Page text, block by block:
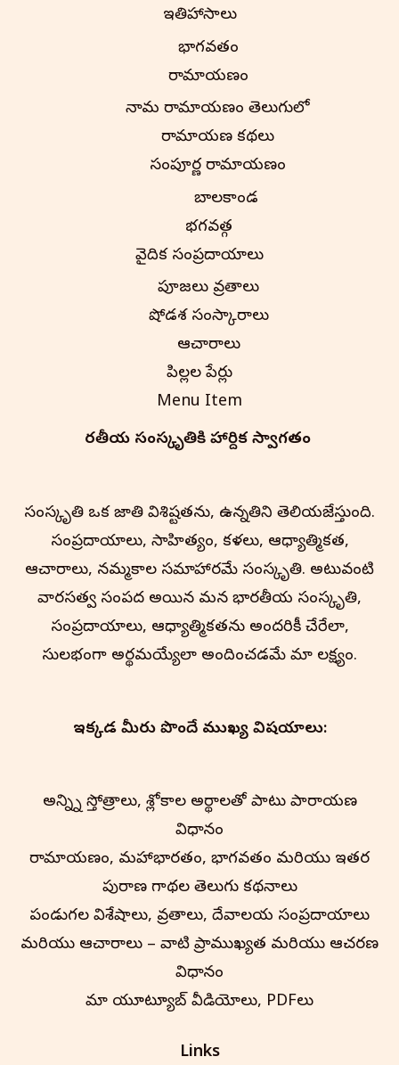
ఇతిహాసాలు
భాగవతం
రామాయణం
నామ రామాయణం తెలుగులో
రామాయణ కథలు
సంపూర్ణ రామాయణం
బాలకాండ
భగవద్గీత
వైదిక సంప్రదాయాలు
పూజలు వ్రతాలు
షోడశ సంస్కారాలు
ఆచారాలు
పిల్లల పేర్లు
Menu Item
భారతీయ సంస్కృతి‌కి హార్దిక స్వాగతం
సంస్కృతి ఒక జాతి విశిష్టతను, ఉన్నతిని తెలియజేస్తుంది.
సంప్రదాయాలు, సాహిత్యం, కళలు, ఆధ్యాత్మికత,
ఆచారాలు, నమ్మకాల సమాహారమే సంస్కృతి. అటువంటి
వారసత్వ సంపద అయిన మన భారతీయ సంస్కృతి,
సంప్రదాయాలు, ఆధ్యాత్మికతను అందరికీ చేరేలా,
సులభంగా అర్థమయ్యేలా అందించడమే మా లక్ష్యం.
ఇక్కడ మీరు పొందే ముఖ్య విషయాలు:
అన్న్ని స్తోత్రాలు, శ్లోకాల అర్థాలతో పాటు పారాయణ
విధానం
రామాయణం, మహాభారతం, భాగవతం మరియు ఇతర
పురాణ గాథల తెలుగు కథనాలు
పండుగల విశేషాలు, వ్రతాలు, దేవాలయ సంప్రదాయాలు
మరియు ఆచారాలు – వాటి ప్రాముఖ్యత మరియు ఆచరణ
విధానం
మా యూట్యూబ్ వీడియోలు, PDFలు
Links